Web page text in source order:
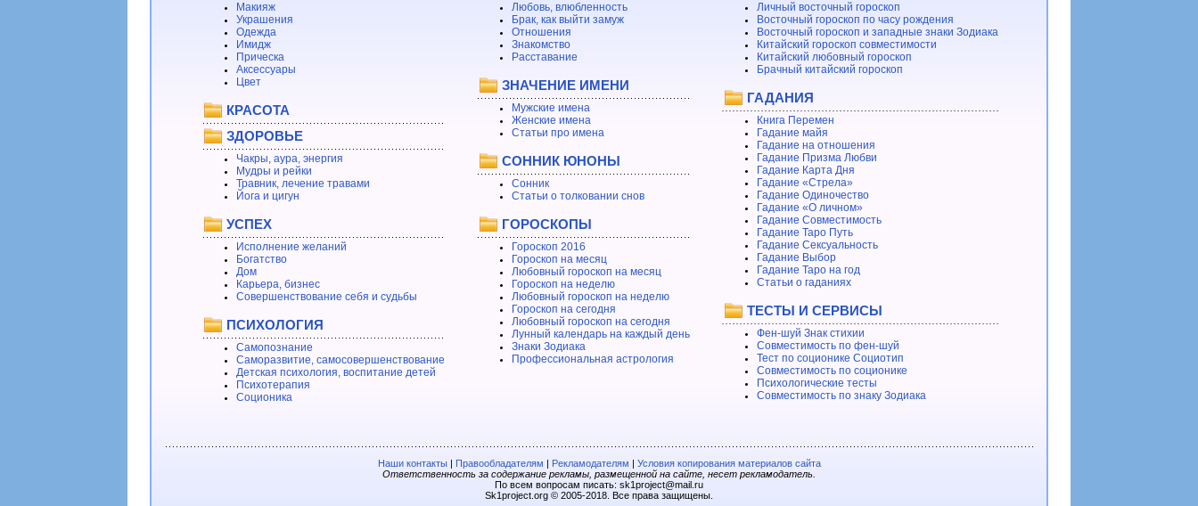
Макияж
Украшения
Одежда
Имидж
Прическа
Аксессуары
Цвет
КРАСОТА
ЗДОРОВЬЕ
Чакры, аура, энергия
Мудры и рейки
Травник, лечение травами
Йога и цигун
УСПЕХ
Исполнение желаний
Богатство
Дом
Карьера, бизнес
Совершенствование себя и судьбы
ПСИХОЛОГИЯ
Самопознание
Саморазвитие, самосовершенствование
Детская психология, воспитание детей
Психотерапия
Соционика
Любовь, влюбленность
Брак, как выйти замуж
Отношения
Знакомство
Расставание
ЗНАЧЕНИЕ ИМЕНИ
Мужские имена
Женские имена
Статьи про имена
СОННИК ЮНОНЫ
Сонник
Статьи о толковании снов
ГОРОСКОПЫ
Гороскоп 2016
Гороскоп на месяц
Любовный гороскоп на месяц
Гороскоп на неделю
Любовный гороскоп на неделю
Гороскоп на сегодня
Любовный гороскоп на сегодня
Лунный календарь на каждый день
Знаки Зодиака
Профессиональная астрология
Личный восточный гороскоп
Восточный гороскоп по часу рождения
Восточный гороскоп и западные знаки Зодиака
Китайский гороскоп совместимости
Китайский любовный гороскоп
Брачный китайский гороскоп
ГАДАНИЯ
Книга Перемен
Гадание майя
Гадание на отношения
Гадание Призма Любви
Гадание Карта Дня
Гадание «Стрела»
Гадание Одиночество
Гадание «О личном»
Гадание Совместимость
Гадание Таро Путь
Гадание Сексуальность
Гадание Выбор
Гадание Таро на год
Статьи о гаданиях
ТЕСТЫ И СЕРВИСЫ
Фен-шуй Знак стихии
Совместимость по фен-шуй
Тест по соционике Социотип
Совместимость по соционике
Психологические тесты
Совместимость по знаку Зодиака
Наши контакты| Правообладателям | Рекламодателям | Условия копирования материалов сайта
Ответственность за содержание рекламы, размещенной на сайте, несет рекламодатель.
По всем вопросам писать: sk1project@mail.ru
Sk1project.org © 2005-2018. Все права защищены.